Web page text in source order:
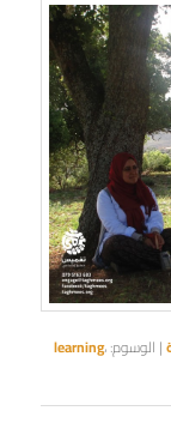
| الوسوم: learning،